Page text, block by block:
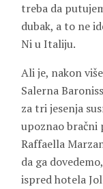
treba da
dubak, a to ne
Ni u Italiju.
Ali je, nakon
Salerna
za tri jesenja
upoznao bračni
Raffaella
da ga
ispred hotela